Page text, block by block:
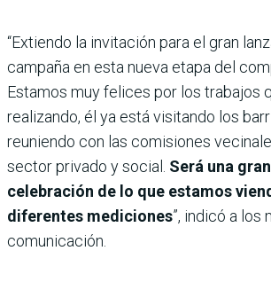
“Extiendo la invitación para el gran
campaña en esta nueva etapa del
Estamos muy felices por los trabajos
realizando, él ya está visitando los
reuniendo con las comisiones
sector privado y social. Será una
celebración de lo que estamos
diferentes mediciones”, indicó a los
comunicación.